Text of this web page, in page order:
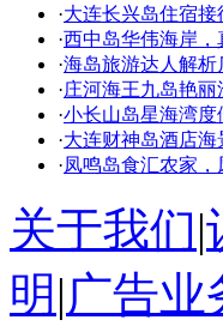
·大连长兴岛住宿接
·西中岛华伟海岸，
·海岛旅游达人解析
·庄河海王九岛艳
·小长山岛星海湾度
·大连财神岛酒店海
·凤鸣岛食汇农家
关于我们|
明 |广告业